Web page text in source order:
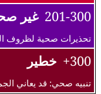
201-300 غير
تحذيرات صحية لظروف
300+ خطير
تنبيه صحي: قد يعاني